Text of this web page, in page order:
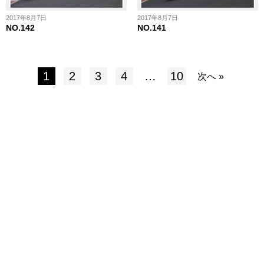
2017年8月7日
NO.142
2017年8月7日
NO.141
1 2 3 4 … 10 次へ »